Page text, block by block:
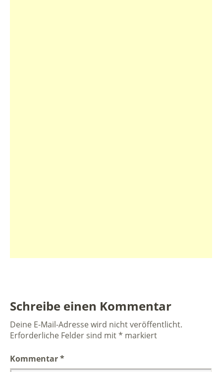
Schreibe einen Kommentar
Deine E-Mail-Adresse wird nicht veröffentlicht.
Erforderliche Felder sind mit* markiert
Kommentar*